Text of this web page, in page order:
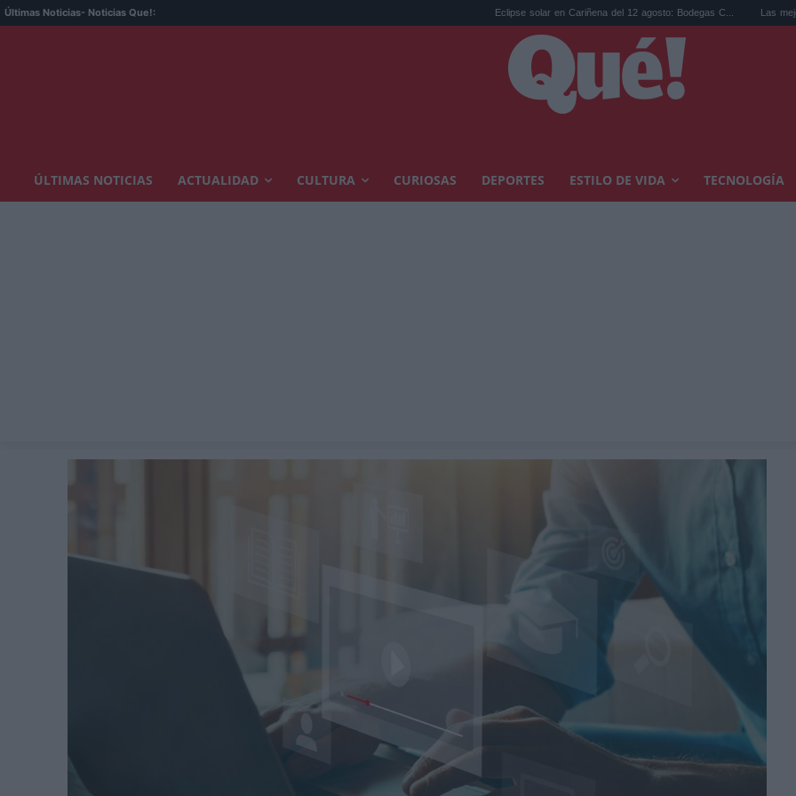
Últimas Noticias- Noticias Que!: Eclipse solar en Cariñena del 12 agosto: Bodegas C... Las mejores
ÚLTIMAS NOTICIAS ACTUALIDAD CULTURA CURIOSAS DEPORTES ESTILO DE VIDA TECNOLOGÍA